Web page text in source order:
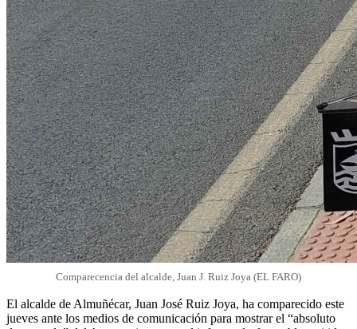
Comparecencia del alcalde, Juan J. Ruiz Joya (EL FARO)
El alcalde de Almuñécar, Juan José Ruiz Joya, ha comparecido este
jueves ante los medios de comunicación para mostrar el “absoluto